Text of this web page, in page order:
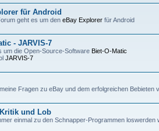
für Android
geht es um den eBay Explorer für Android
- JARVIS-7
um die Open-Source-Software Biet-O-Matic
JARVIS-7
Fragen zu eBay und dem erfolgreichen Bebieten
und Lob
einmal zu den Schnapper-Programmen loswerden